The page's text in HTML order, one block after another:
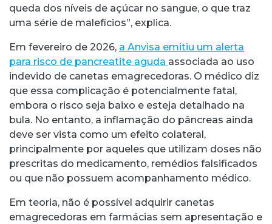
queda dos níveis de açúcar no sangue, o que traz
uma série de malefícios”, explica.
Em fevereiro de 2026, a Anvisa emitiu um alerta
para risco de pancreatite aguda associada ao uso
indevido de canetas emagrecedoras. O médico diz
que essa complicação é potencialmente fatal,
embora o risco seja baixo e esteja detalhado na
bula. No entanto, a inflamação do pâncreas ainda
deve ser vista como um efeito colateral,
principalmente por aqueles que utilizam doses não
prescritas do medicamento, remédios falsificados
ou que não possuem acompanhamento médico.
Em teoria, não é possível adquirir canetas
emagrecedoras em farmácias sem apresentação e